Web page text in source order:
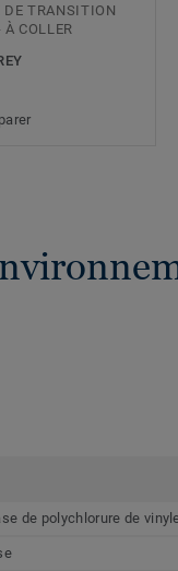
DE TRANSITION
À COLLER
de polychlorure de